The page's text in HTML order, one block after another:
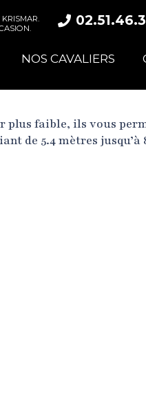
NOS CAVALIERS
plus faible, ils vous
de 5.4 mètres jusqu’à